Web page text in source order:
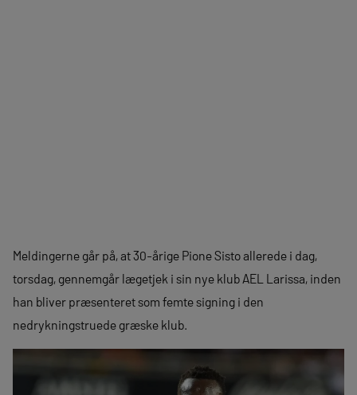
Meldingerne går på, at 30-årige Pione Sisto allerede i dag,
torsdag, gennemgår lægetjek i sin nye klub AEL Larissa, inden
han bliver præsenteret som femte signing i den
nedrykningstruede græske klub.